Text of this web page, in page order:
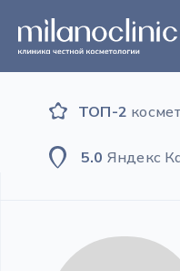
ТОП-2
5.0 Яндекс